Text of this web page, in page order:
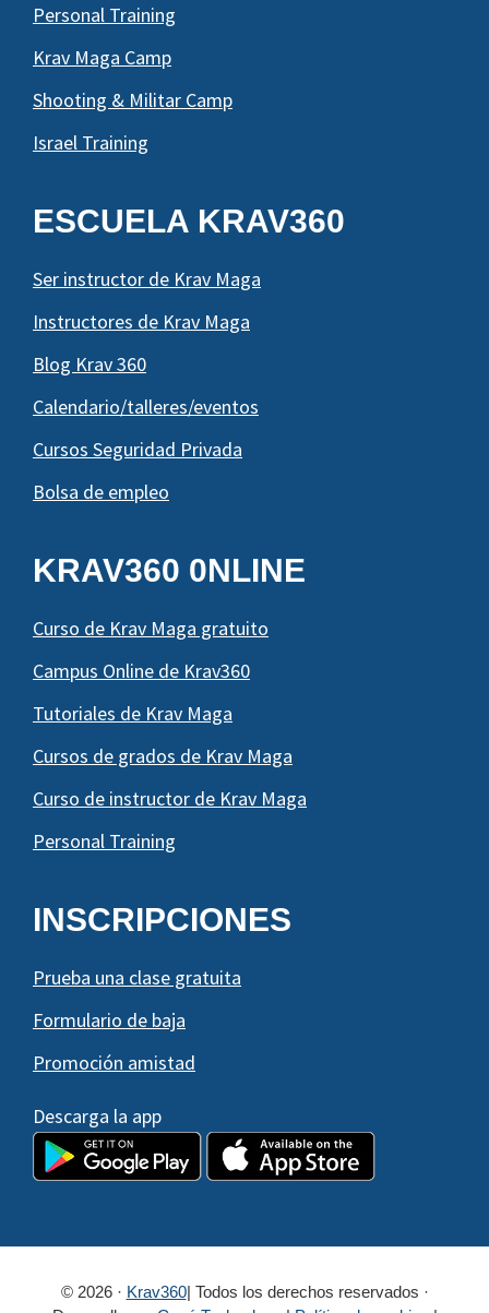
Personal Training
Krav Maga Camp
Shooting & Militar Camp
Israel Training
ESCUELA KRAV360
Ser instructor de Krav Maga
Instructores de Krav Maga
Blog Krav 360
Calendario/talleres/eventos
Cursos Seguridad Privada
Bolsa de empleo
KRAV360 0NLINE
Curso de Krav Maga gratuito
Campus Online de Krav360
Tutoriales de Krav Maga
Cursos de grados de Krav Maga
Curso de instructor de Krav Maga
Personal Training
INSCRIPCIONES
Prueba una clase gratuita
Formulario de baja
Promoción amistad
Descarga la app
© 2026 · Krav360| Todos los derechos reservados ·